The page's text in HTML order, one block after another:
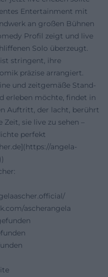
Entertainment mit
an großen Bühnen
Profil zeigt und live
Solo überzeugt.
stringent, ihre
präzise arrangiert.
und zeitgemäße Stand-
erleben möchte, findet in
Auftritt, der lacht, berührt
sie live zu sehen –
perfekt
angela-
ascherangela